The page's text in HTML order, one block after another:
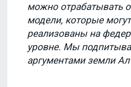
можно отрабатывать
модели, которые
реализованы на
уровне. Мы
аргументами земли